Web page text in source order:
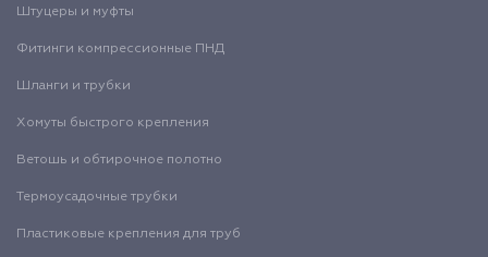
Штуцеры и муфты
Фитинги компрессионные ПНД
Шланги и трубки
Хомуты быстрого крепления
Ветошь и обтирочное полотно
Термоусадочные трубки
Пластиковые крепления для труб